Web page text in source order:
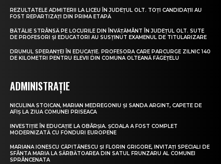
REZULTATELE ADMITERII LA LICEU ÎN JUDEȚUL OLT. TOȚI CANDIDAȚII AU
FOST REPARTIZAȚI DIN PRIMA ETAPĂ
BĂTĂLIE STRÂNSĂ PE LOCURILE DIN ÎNVĂȚĂMÂNT ÎN JUDEȚUL OLT. SUTE
DE PROFESORI ȘI EDUCATORI AU SUSȚINUT EXAMENUL DE TITULARIZARE
DRUMUL SPERANȚEI ÎN EDUCAȚIE. PROFESORA CARE PARCURGE ZILNIC 140
DE KILOMETRI PENTRU ELEVII DIN COMUNA OLTEANĂ FĂGEȚELU
ADMINISTRAȚIE
NICULINA STOICAN, MARIAN MEDREGONIU ȘI SANDA ARGINT, CAPETE DE
AFIȘ LA ZIUA COMUNEI PRISEACA
INVESTIȚIE ÎN EDUCAȚIE LA OBÂRȘIA. ȘCOALA A FOST COMPLET
MODERNIZATĂ CU FONDURI EUROPENE
MARIANA IONESCU CĂPITĂNESCU ȘI FLORIN GRIGORE, INVITAȚI SPECIALI DE
SFÂNTA MARIA LA SĂRBĂTOAREA DIN SATUL FRUNZARU AL COMUNEI
SPRÂNCENATA